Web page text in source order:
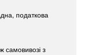
податкова
самовивозі з